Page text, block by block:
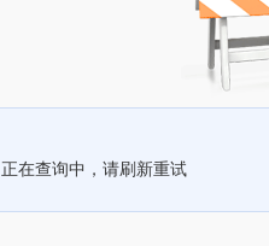
正在查询中，请刷新重试